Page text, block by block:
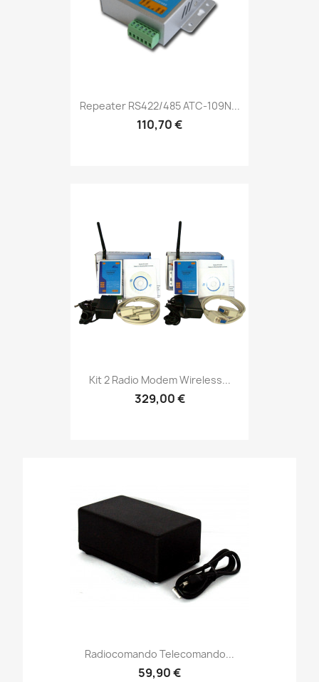
Repeater RS422/485 ATC-109N...
110,70 €
Kit 2 Radio Modem Wireless...
329,00 €
Radiocomando Telecomando...
59,90 €